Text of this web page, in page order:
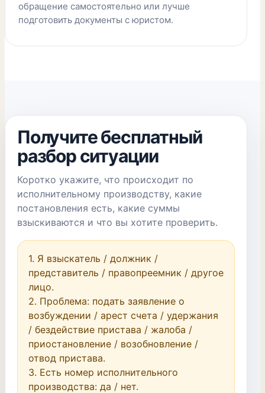
обращение самостоятельно или лучше
подготовить документы с юристом.
Получите бесплатный
разбор ситуации
Коротко укажите, что происходит по
исполнительному производству, какие
постановления есть, какие суммы
взыскиваются и что вы хотите проверить.
1. Я взыскатель / должник /
представитель / правопреемник / другое
лицо.
2. Проблема: подать заявление о
возбуждении / арест счета / удержания
/ бездействие пристава / жалоба /
приостановление / возобновление /
отвод пристава.
3. Есть номер исполнительного
производства: да / нет.